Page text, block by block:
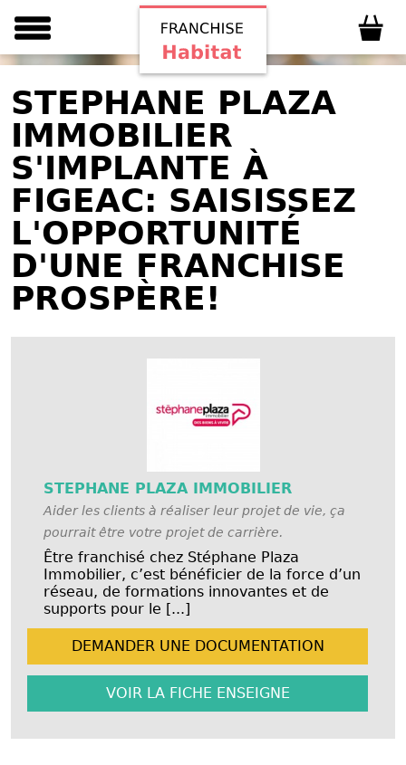
STEPHANE PLAZA
IMMOBILIER
S'IMPLANTE À
FIGEAC: SAISISSEZ
L'OPPORTUNITÉ
D'UNE FRANCHISE
PROSPÈRE!
STEPHANE PLAZA IMMOBILIER
Aider les clients à réaliser leur projet de vie, ça
pourrait être votre projet de carrière.
Être franchisé chez Stéphane Plaza
Immobilier, c’est bénéficier de la force d’un
réseau, de formations innovantes et de
supports pour le [...]
DEMANDER UNE DOCUMENTATION
VOIR LA FICHE ENSEIGNE